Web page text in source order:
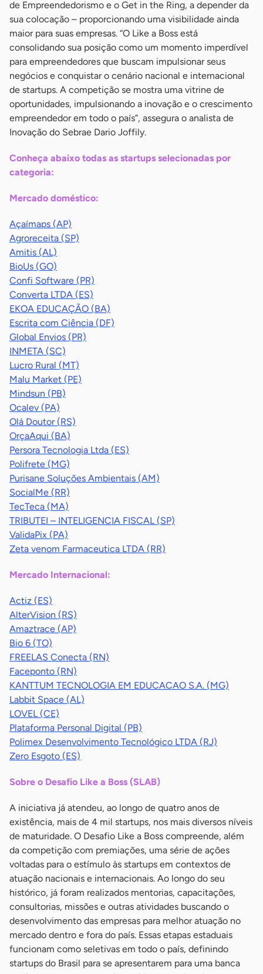
de Empreendedorismo e o Get in the Ring, a depender da
sua colocação – proporcionando uma visibilidade ainda
maior para suas empresas. “O Like a Boss está
consolidando sua posição como um momento imperdível
para empreendedores que buscam impulsionar seus
negócios e conquistar o cenário nacional e internacional
de startups. A competição se mostra uma vitrine de
oportunidades, impulsionando a inovação e o crescimento
empreendedor em todo o país”, assegura o analista de
Inovação do Sebrae Dario Joffily.
Conheça abaixo todas as startups selecionadas por
categoria:
Mercado doméstico:
Açaímaps (AP)
Agroreceita (SP)
Amitis (AL)
BioUs (GO)
Confi Software (PR)
Converta LTDA (ES)
EKOA EDUCAÇÃO (BA)
Escrita com Ciência (DF)
Global Envios (PR)
INMETA (SC)
Lucro Rural (MT)
Malu Market (PE)
Mindsun (PB)
Ocalev (PA)
Olá Doutor (RS)
OrçaAqui (BA)
Persora Tecnologia Ltda (ES)
Polifrete (MG)
Purisane Soluções Ambientais (AM)
SocialMe (RR)
TecTeca (MA)
TRIBUTEI – INTELIGENCIA FISCAL (SP)
ValidaPix (PA)
Zeta venom Farmaceutica LTDA (RR)
Mercado Internacional:
Actiz (ES)
AlterVision (RS)
Amaztrace (AP)
Bio 6 (TO)
FREELAS Conecta (RN)
Faceponto (RN)
KANTTUM TECNOLOGIA EM EDUCACAO S.A. (MG)
Labbit Space (AL)
LOVEL (CE)
Plataforma Personal Digital (PB)
Polimex Desenvolvimento Tecnológico LTDA (RJ)
Zero Esgoto (ES)
Sobre o Desafio Like a Boss (SLAB)
A iniciativa já atendeu, ao longo de quatro anos de
existência, mais de 4 mil startups, nos mais diversos níveis
de maturidade. O Desafio Like a Boss compreende, além
da competição com premiações, uma série de ações
voltadas para o estímulo às startups em contextos de
atuação nacionais e internacionais. Ao longo do seu
histórico, já foram realizados mentorias, capacitações,
consultorias, missões e outras atividades buscando o
desenvolvimento das empresas para melhor atuação no
mercado dentro e fora do país. Essas etapas estaduais
funcionam como seletivas em todo o país, definindo
startups do Brasil para se apresentarem para uma banca